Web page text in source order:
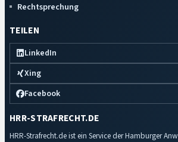
Rechtsprechung
TEILEN
LinkedIn
Xing
Facebook
HRR-STRAFRECHT.DE
HRR-Strafrecht.de ist ein Service der Hamburger